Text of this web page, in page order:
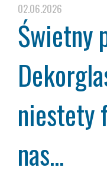
02.06.2026
Świetny
niestety
nas...